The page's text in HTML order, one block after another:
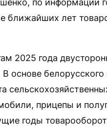
по информации
ближайших лет
2025 года
основе
прицепы и
годы